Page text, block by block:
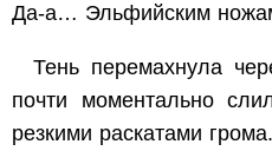
Да-а… Эльфийским
Тень перемахнула
почти моментально
резкими раскатами грома.